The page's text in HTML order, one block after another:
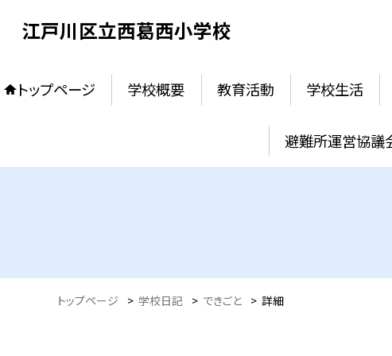
江戸川区立西葛西小学校
トップページ 学校概要 教育活動 学校生活
避難所運営協議
トップページ > 学校日記 > できごと > 詳細